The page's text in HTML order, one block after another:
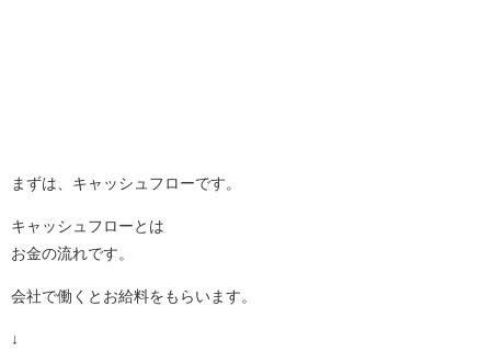
まずは、キャッシュフローです。
キャッシュフローとは
お金の流れです。
会社で働くとお給料をもらいます。
↓